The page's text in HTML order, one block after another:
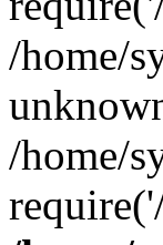
/home/
/home/